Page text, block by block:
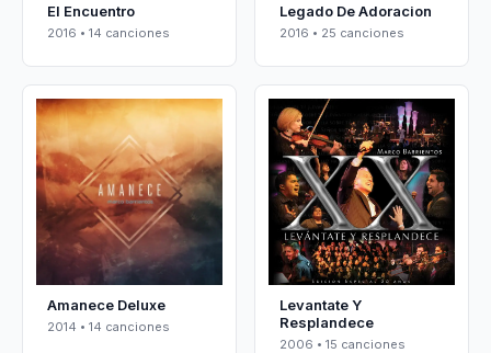
El Encuentro
2016 • 14 canciones
Legado De Adoracion
2016 • 25 canciones
Amanece Deluxe
2014 • 14 canciones
Levantate Y
Resplandece
2006 • 15 canciones